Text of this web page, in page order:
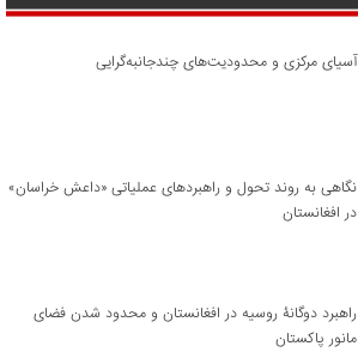
آسیای مرکزی و محدودیت‌های چندجانبه‌گرایی
نگاهی به روند تحول و راهبردهای عملیاتی «داعش خراسان»
در افغانستان
راهبرد دوگانۀ روسیه در افغانستان و محدود شدن فضای
مانور پاکستان